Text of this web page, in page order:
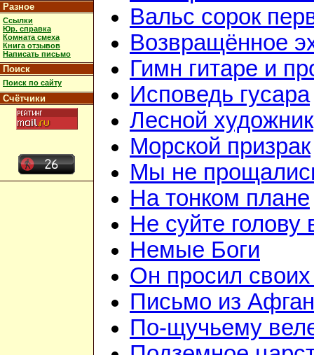
Разное
Ссылки
Юр. справка
Комната смеха
Книга отзывов
Написать письмо
Поиск
Поиск по сайту
Счётчики
Вальс сорок
Возвращённое
Гимн гитаре и
Исповедь гусара
Лесной художник
Морской призрак
Мы не
На тонком плане
Не суйте голову
Немые Боги
Он просил
Письмо из
По-щучьему